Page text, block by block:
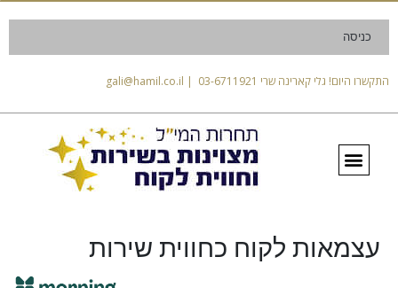
כניסה
התקשרו היום! גלי קארינה שרי 03-6711921 | gali@hamil.co.il
עצמאות לקוח כחווית שירות